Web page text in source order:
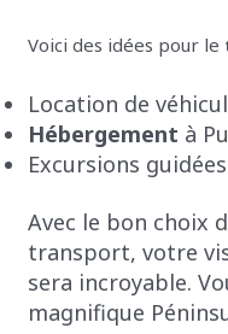
Voici des idées pour le
Location de
Hébergement à
Excursions
Avec le bon choix
transport, votre
sera incroyable.
magnifique